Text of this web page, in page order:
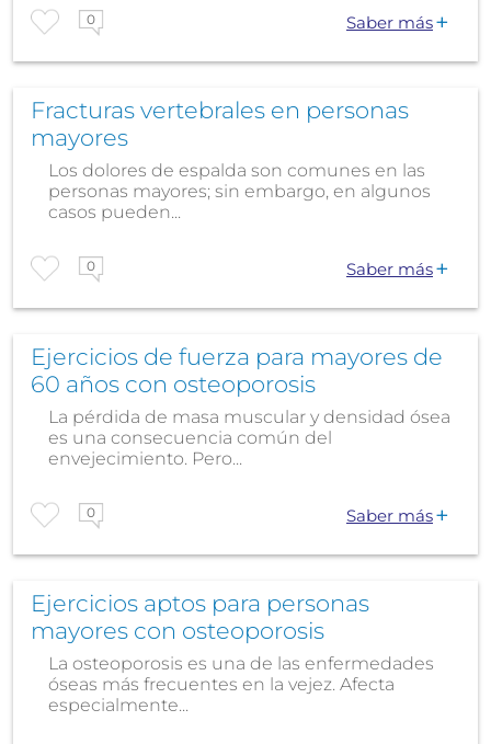
0 Saber más
Fracturas vertebrales en personas
mayores
Los dolores de espalda son comunes en las
personas mayores; sin embargo, en algunos
casos pueden...
0 Saber más
Ejercicios de fuerza para mayores de
60 años con osteoporosis
La pérdida de masa muscular y densidad ósea
es una consecuencia común del
envejecimiento. Pero...
0 Saber más
Ejercicios aptos para personas
mayores con osteoporosis
La osteoporosis es una de las enfermedades
óseas más frecuentes en la vejez. Afecta
especialmente...